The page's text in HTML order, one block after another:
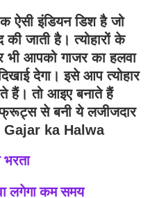
ऐसी इंडियन डिश है जो
की जाती है। त्योहारों के
भी आपको गाजर का हलवा
देगा। इसे आप त्योहार
हैं। तो आइए बनाते हैं
से बनी ये लजीजदार
Gajar ka Halwa
लगेगा कम समय